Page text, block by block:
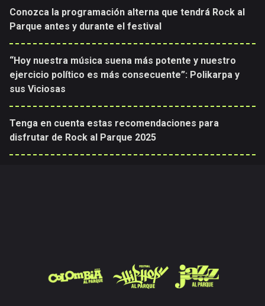
Conozca la programación alterna que tendrá Rock al
Parque antes y durante el festival
“Hoy nuestra música suena más potente y nuestro
ejercicio político es más consecuente”: Polikarpa y
sus Viciosas
Tenga en cuenta estas recomendaciones para
disfrutar de Rock al Parque 2025